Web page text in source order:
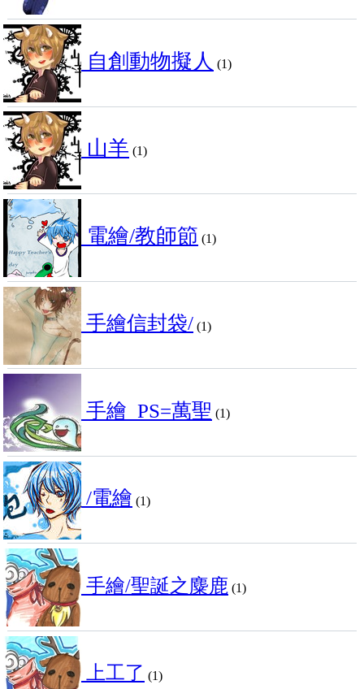
自創動物擬人 (1)
山羊 (1)
電繪/教師節 (1)
手繪信封袋/ (1)
手繪_PS=萬聖 (1)
/電繪 (1)
手繪/聖誕之麋鹿 (1)
上工了 (1)